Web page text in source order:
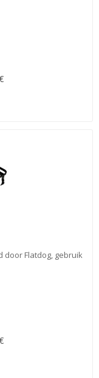
door Flatdog, gebruik